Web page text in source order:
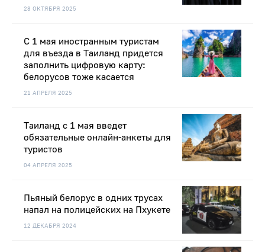
28 ОКТЯБРЯ 2025
21 АПРЕЛЯ 2025
С 1 мая иностранным туристам
для въезда в Таиланд придется
заполнить цифровую карту:
белорусов тоже касается
04 АПРЕЛЯ 2025
Таиланд с 1 мая введет
обязательные онлайн-анкеты для
туристов
12 ДЕКАБРЯ 2024
Пьяный белорус в одних трусах
напал на полицейских на Пхукете